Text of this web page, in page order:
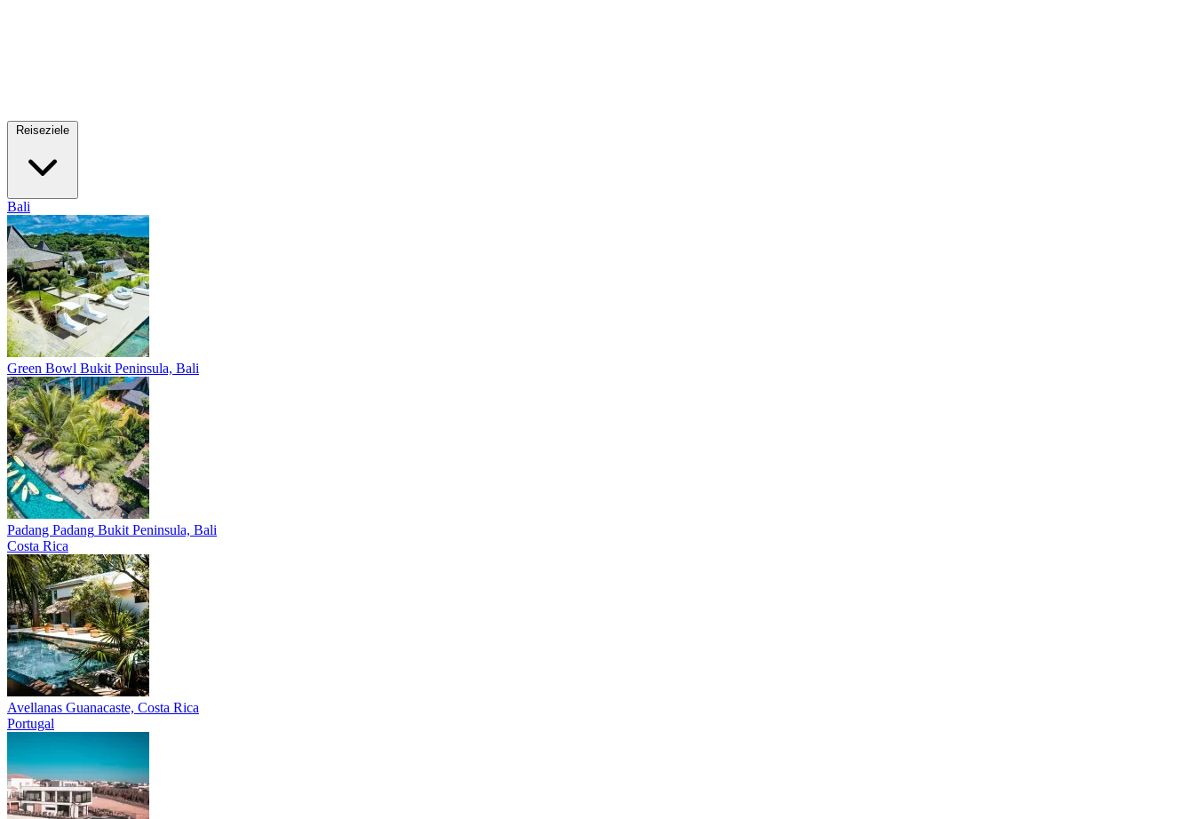
Bali
Green Bowl Bukit Peninsula, Bali
Padang Padang Bukit Peninsula, Bali
Costa Rica
Avellanas Guanacaste, Costa Rica
Portugal